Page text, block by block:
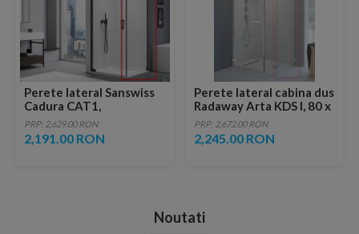
Perete lateral Sanswiss
Cadura CAT1,
100xH200cm, profil
negru mat
PRP: 2,629.00 RON
2,191.00 RON
Perete lateral cabina dus
Radaway Arta KDS I, 80 x
H200 cm
PRP: 2,672.00 RON
2,245.00 RON
Noutati